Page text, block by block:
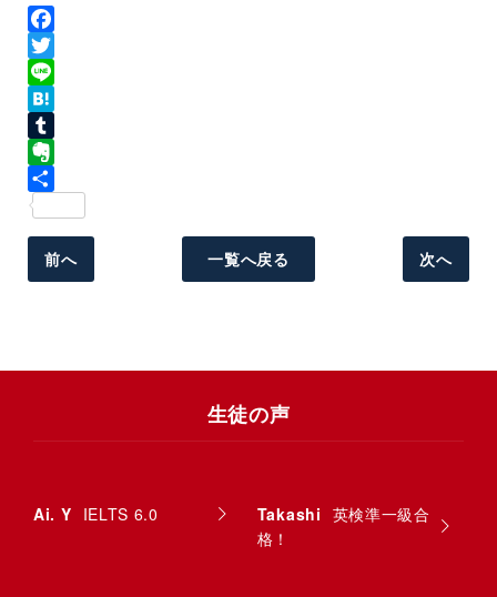
Facebook
Twitter
Line
Hatena
Tumblr
Evernote
有
前へ
一覧へ戻る 次へ
生徒の声
Ai. Y IELTS 6.0 Takashi 英検準一級合
格！